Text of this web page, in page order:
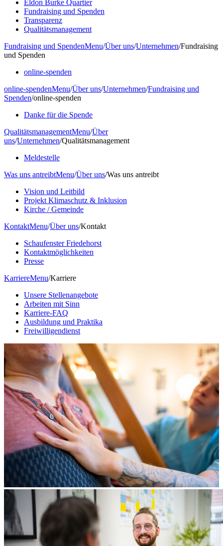
Eldon Burke Quartier
Fundraising und Spenden
Transparenz
Qualitätsmanagement
Fundraising und SpendenMenu/Über uns/Unternehmen/Fundraising
und Spenden
online-spenden
online-spendenMenu/Über uns/Unternehmen/Fundraising und
Spenden/online-spenden
Danke für die Spende
QualitätsmanagementMenu/Über
uns/Unternehmen/Qualitätsmanagement
Meldestelle
Was uns antreibtMenu/Über uns/Was uns antreibt
Vision und Leitbild
Projekt Klimaschutz & Inklusion
Kirche / Gemeinde
KontaktMenu/Über uns/Kontakt
Schaufenster Friedehorst
Kontaktmöglichkeiten
Presse
KarriereMenu/Karriere
Unsere Stellenangebote
Arbeiten mit Sinn
Karriere-FAQ
Ausbildung und Praktika
Freiwilligendienst